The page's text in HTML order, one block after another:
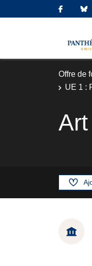
Offre de
UE 1 :